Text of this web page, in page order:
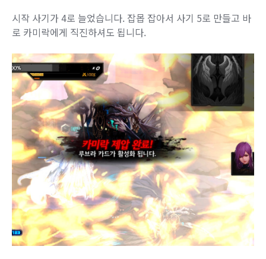
시작 사기가 4로 늘었습니다. 잡몹 잡아서 사기 5로 만들고 바
로 카미락에게 직진하셔도 됩니다.